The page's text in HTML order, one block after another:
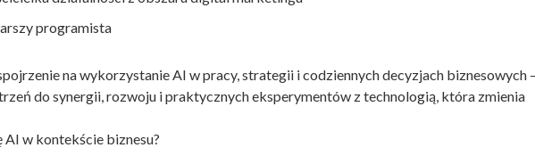
programista
na wykorzystanie AI w pracy, strategii i codziennych decyzjach biznesowych
do synergii, rozwoju i praktycznych eksperymentów z technologią, która zmienia
w kontekście biznesu?